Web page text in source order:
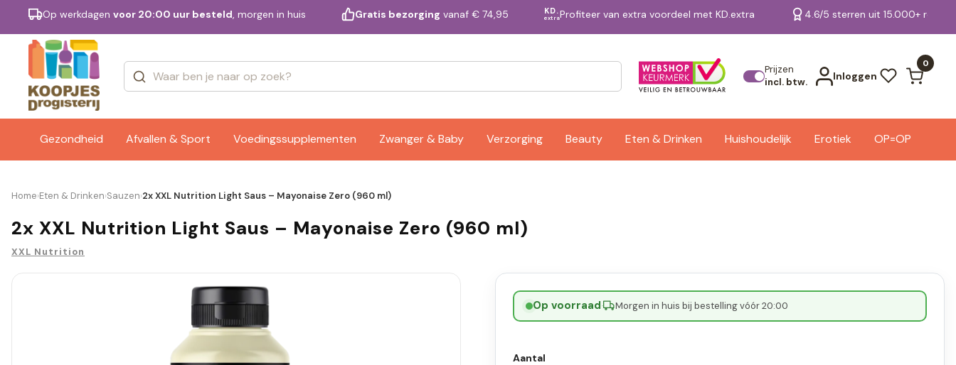
Op werkdagen voor 20:00 uur besteld, morgen in huis Gratis bezorging vanaf € 74,95 KD.
extraProfiteer van extra voordeel met KD.extra 4.6/5 sterren uit 15.000+
Prijzen
incl. btw.
Inloggen
0
Gezondheid Afvallen & Sport Voedingssupplementen Zwanger & Baby Verzorging Beauty Eten & Drinken Huishoudelijk Erotiek OP=OP
Merken Bekijk alle resultaten
Home›Eten & Drinken›Sauzen›2x XXL Nutrition Light Saus – Mayonaise Zero (960 ml)
2x XXL Nutrition Light Saus – Mayonaise Zero (960 ml)
XXL Nutrition
Op voorraad· Morgen in huis bij bestelling vóór 20:00
Aantal